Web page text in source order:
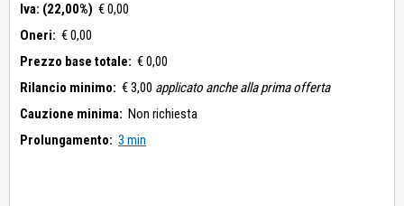
Iva: (22,00%) € 0,00
Oneri: € 0,00
Prezzo base totale: € 0,00
Rilancio minimo: € 3,00 applicato anche alla prima offerta
Cauzione minima: Non richiesta
Prolungamento: 3 min